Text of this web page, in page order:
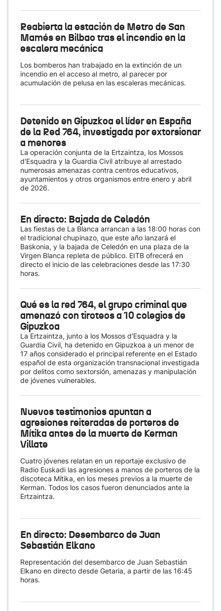
Reabierta la estación de Metro de San
Mamés en Bilbao tras el incendio en la
escalera mecánica
Los bomberos han trabajado en la extinción de un
incendio en el acceso al metro, al parecer por
acumulación de pelusa en las escaleras mecánicas.
Detenido en Gipuzkoa el líder en España
de la Red 764, investigada por extorsionar
a menores
La operación conjunta de la Ertzaintza, los Mossos
d'Esquadra y la Guardia Civil atribuye al arrestado
numerosas amenazas contra centros educativos,
ayuntamientos y otros organismos entre enero y abril
de 2026.
En directo: Bajada de Celedón
Las fiestas de La Blanca arrancan a las 18:00 horas con
el tradicional chupinazo, que este año lanzará el
Baskonia, y la bajada de Celedón en una plaza de la
Virgen Blanca repleta de público. EITB ofrecerá en
directo el inicio de las celebraciones desde las 17:30
horas.
Qué es la red 764, el grupo criminal que
amenazó con tiroteos a 10 colegios de
Gipuzkoa
La Ertzaintza, junto a los Mossos d'Esquadra y la
Guardia Civil, ha detenido en Gipuzkoa a un menor de
17 años considerado el principal referente en el Estado
español de esta organización transnacional investigada
por delitos como sextorsión, amenazas y manipulación
de jóvenes vulnerables.
Nuevos testimonios apuntan a
agresiones reiteradas de porteros de
Mítika antes de la muerte de Kerman
Villate
Cuatro jóvenes relatan en un reportaje exclusivo de
Radio Euskadi las agresiones a manos de porteros de la
discoteca Mítika, en los meses previos a la muerte de
Kerman. Todos los casos fueron denunciados ante la
Ertzaintza.
En directo: Desembarco de Juan
Sebastián Elkano
Representación del desembarco de Juan Sebastián
Elkano en directo desde Getaria, a partir de las 16:45
horas.